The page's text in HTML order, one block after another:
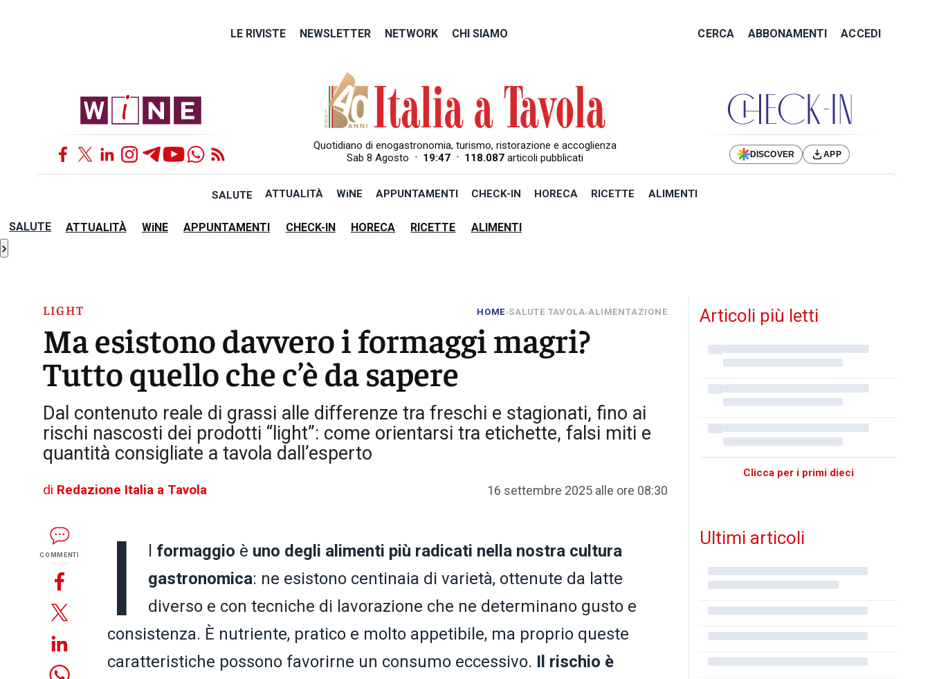
LE RIVISTE NEWSLETTER NETWORK CHI SIAMO CERCA ABBONAMENTI ACCEDI
Quotidiano di enogastronomia, turismo, ristorazione e accoglienza
Sab 8 Agosto • 19:47 • 118.087 articoli pubblicati DISCOVER APP
SALUTE ATTUALITÀ WiNE APPUNTAMENTI CHECK-IN HORECA RICETTE ALIMENTI
SALUTE ATTUALITÀ WiNE APPUNTAMENTI CHECK-IN HORECA RICETTE ALIMENTI
›
LIGHT HOME»SALUTE TAVOLA»ALIMENTAZIONE
Ma esistono davvero i formaggi magri?
Tutto quello che c’è da sapere
Dal contenuto reale di grassi alle differenze tra freschi e stagionati, fino ai
rischi nascosti dei prodotti “light”: come orientarsi tra etichette, falsi miti e
quantità consigliate a tavola dall’esperto
di Redazione Italia a Tavola 16 settembre 2025 alle ore 08:30
COMMENTI I formaggio è uno degli alimenti più radicati nella nostra cultura
gastronomica: ne esistono centinaia di varietà, ottenute da latte
diverso e con tecniche di lavorazione che ne determinano gusto e
consistenza. È nutriente, pratico e molto appetibile, ma proprio queste
caratteristiche possono favorirne un consumo eccessivo. Il rischio è
Articoli più letti
Clicca per i primi dieci
Ultimi articoli